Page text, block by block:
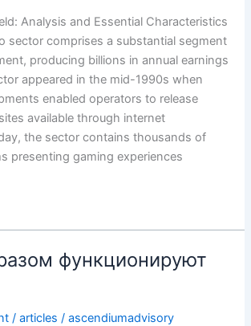
Analysis and Essential Characteristics
sector comprises a substantial segment
producing billions in annual earnings
appeared in the mid-1990s when
enabled operators to release
available through internet
the sector contains thousands of
presenting gaming experiences
функционируют
/articles /ascendiumadvisory